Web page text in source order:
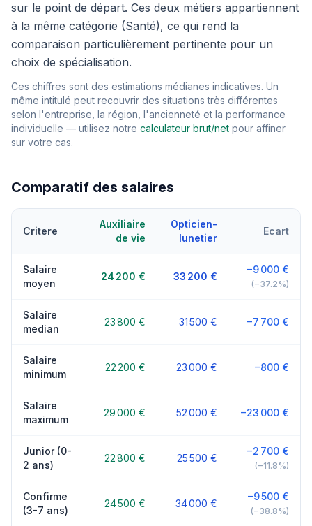
sur le point de départ. Ces deux métiers appartiennent
à la même catégorie (Santé), ce qui rend la
comparaison particulièrement pertinente pour un
choix de spécialisation.
Ces chiffres sont des estimations médianes indicatives. Un
même intitulé peut recouvrir des situations très différentes
selon l'entreprise, la région, l'ancienneté et la performance
individuelle — utilisez notre calculateur brut/net pour affiner
sur votre cas.
Comparatif des salaires
Critere
Auxiliaire
de vie
Opticien-
lunetier
Ecart
Salaire
moyen
24 200 € 33 200 €
−9 000 €
(−37.2%)
Salaire
median
23 800 € 31 500 € −7 700 €
Salaire
minimum
22 200 € 23 000 € −800 €
Salaire
maximum
29 000 € 52 000 € −23 000 €
Junior (0-
2 ans)
22 800 € 25 500 €
−2 700 €
(−11.8%)
Confirme
(3-7 ans)
24 500 € 34 000 €
−9 500 €
(−38.8%)